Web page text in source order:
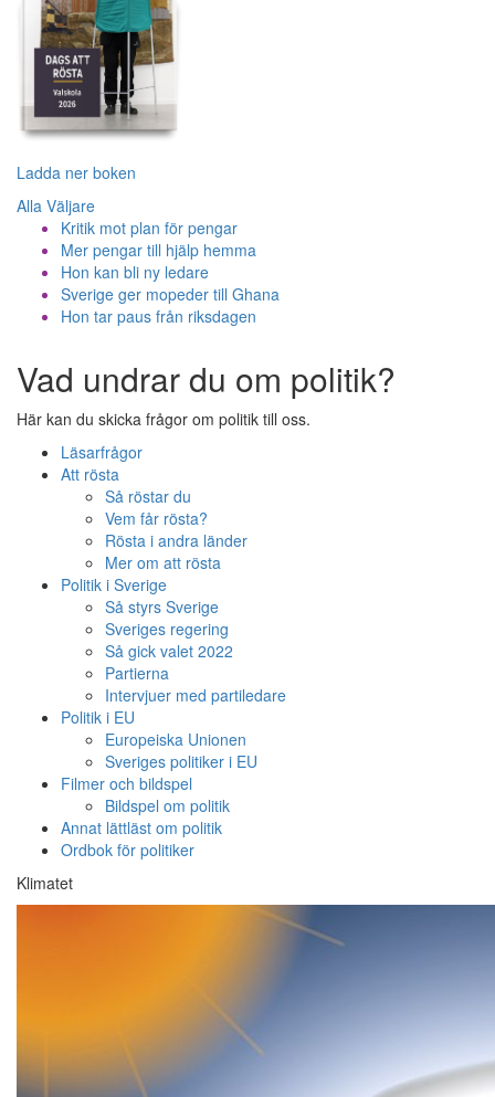
Ladda ner boken
Alla Väljare
Kritik mot plan för pengar
Mer pengar till hjälp hemma
Hon kan bli ny ledare
Sverige ger mopeder till Ghana
Hon tar paus från riksdagen
Vad undrar du om politik?
Här kan du skicka frågor om politik till oss.
Läsarfrågor
Att rösta
Så röstar du
Vem får rösta?
Rösta i andra länder
Mer om att rösta
Politik i Sverige
Så styrs Sverige
Sveriges regering
Så gick valet 2022
Partierna
Intervjuer med partiledare
Politik i EU
Europeiska Unionen
Sveriges politiker i EU
Filmer och bildspel
Bildspel om politik
Annat lättläst om politik
Ordbok för politiker
Klimatet